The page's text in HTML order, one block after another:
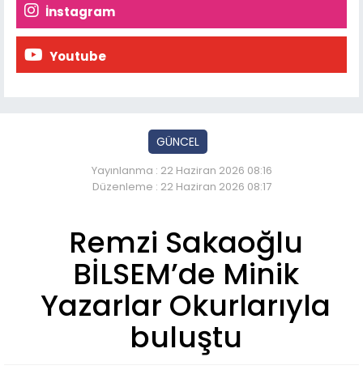
İnstagram
Youtube
GÜNCEL
Yayınlanma : 22 Haziran 2026 08:16
Düzenleme : 22 Haziran 2026 08:17
Remzi Sakaoğlu
BİLSEM’de Minik
Yazarlar Okurlarıyla
buluştu